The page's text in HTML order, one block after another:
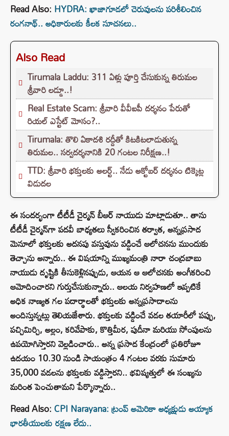
Read Also: HYDRA: ఖాజాగూడలో చెరువులను పరిశీలించిన
రంగనాథ్.. అధికారులకు కీలక సూచనలు..
Also Read
Tirumala Laddu: 311 ఏళ్లు పూర్తి చేసుకున్న తిరుమల
శ్రీవారి లడ్డూ..!
Real Estate Scam: శ్రీవారి వీవీఐపీ దర్శనం పేరుతో
రియల్ ఎస్టేట్ మోసం?..
Tirumala: తొలి ఏకాదశి రద్దీతో కిటకిటలాడుతున్న
తిరుమల.. సర్వదర్శనానికి 20 గంటల నిరీక్షణ..!
TTD: శ్రీవారి భక్తులకు అలర్ట్.. నేడు అక్టోబర్ దర్శనం టిక్కెట్ల
విడుదల
ఈ సందర్భంగా టీటీడీ చైర్మన్‌ బీఆర్ నాయుడు మాట్లాడుతూ.. తాను
టీటీడీ చైర్మన్‌గా పదవీ బాధ్యతలు స్వీకరించిన తర్వాత, అన్నప్రసాద
మెనూలో భక్తులకు అదనపు వస్తువును వడ్డించే ఆలోచనను ముందుకు
తెచ్చాను అన్నారు.. ఈ విషయాన్ని ముఖ్యమంత్రి నారా చంద్రబాబు
నాయుడు దృష్టికి తీసుకెళ్లినప్పుడు, ఆయన ఆ ఆలోచనకు అంగీకరించి
ఆమోదించారని గుర్తుచేసుకున్నారు.. ఆలయ నిర్వహణలో ఇప్పటికే
అధిక నాణ్యత గల పదార్థాలతో భక్తులకు అన్నప్రసాదాలను
అందిస్తున్నట్లు తెలియజేశారు. భక్తులకు వడ్డించే వడల తయారీలో పప్పు,
పచ్చిమిర్చి, అల్లం, కరివేపాకు, కొత్తిమీర, పుదీనా మరియు సోంపులను
ఉపయోగిస్తారని వెల్లడించారు.. అన్న ప్రసాద కేంద్రంలో ప్రతిరోజూ
ఉదయం 10.30 నుండి సాయంత్రం 4 గంటల వరకు సుమారు
35,000 వడలను భక్తులకు వడ్డిస్తారని.. భవిష్యత్తులో ఈ సంఖ్యను
మరింత పెంచుతామని పేర్కొన్నారు..
Read Also:CPI Narayana: ట్రంప్ అమెరికా అధ్యక్షుడు అయ్యాక
భారతీయులకు రక్షణ లేదు..